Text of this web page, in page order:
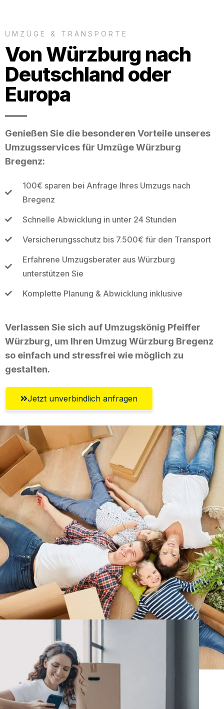
UMZÜGE & TRANSPORTE
Von Würzburg nach
Deutschland oder
Europa
Genießen Sie die besonderen Vorteile unseres
Umzugsservices für Umzüge Würzburg
Bregenz:
100€ sparen bei Anfrage Ihres Umzugs nach
Bregenz
Schnelle Abwicklung in unter 24 Stunden
Versicherungsschutz bis 7.500€ für den Transport
Erfahrene Umzugsberater aus Würzburg
unterstützen Sie
Komplette Planung & Abwicklung inklusive
Verlassen Sie sich auf Umzugskönig Pfeiffer
Würzburg, um Ihren Umzug Würzburg Bregenz
so einfach und stressfrei wie möglich zu
gestalten.
Jetzt unverbindlich anfragen